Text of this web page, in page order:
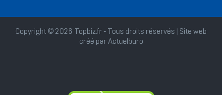
Copyright © 2026 Topbiz.fr - Tous droits réservés | Site web
créé par Actuelburo